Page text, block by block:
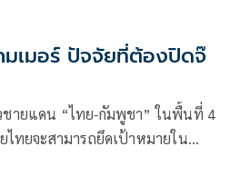
ที่ต้องปิดจ๊
ายแดน “ไทย-กัมพูชา” ในพื้นที่ 4
ทยจะสามารถยึดเป้าหมายใน